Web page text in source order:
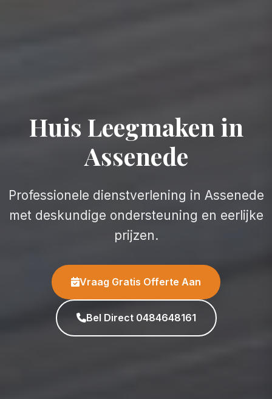
Huis Leegmaken in
Assenede
Professionele dienstverlening in Assenede
met deskundige ondersteuning en eerlijke
prijzen.
Vraag Gratis Offerte Aan
Bel Direct 0484648161